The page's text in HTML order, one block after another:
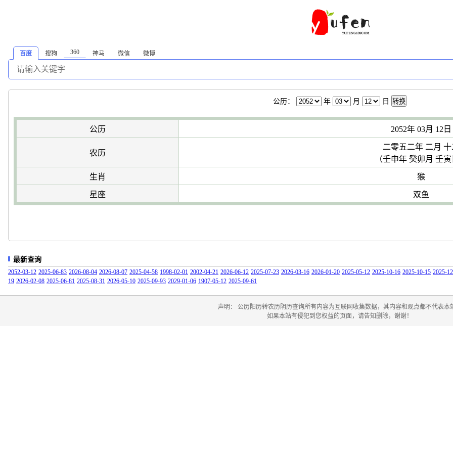
百度 搜狗 360 神马 微信 微博
公历： 年 月 日 转换
公历 2052年 03月 12日
农历
二零五二年 二月 十
（壬申年 癸卯月 壬寅
生肖 猴
星座 双鱼
最新查询
2052-03-12 2025-06-83 2026-08-04 2026-08-07 2025-04-58 1998-02-01 2002-04-21 2026-06-12 2025-07-23 2026-03-16 2026-01-20 2025-05-12 2025-10-16 2025-10-15 2025-
19 2026-02-08 2025-06-81 2025-08-31 2026-05-10 2025-09-93 2029-01-06 1907-05-12 2025-09-61
声明： 公历阳历转农历阴历查询所有内容为互联网收集数据，其内容和观点都不代表本
如果本站有侵犯到您权益的页面，请告知删除，谢谢！